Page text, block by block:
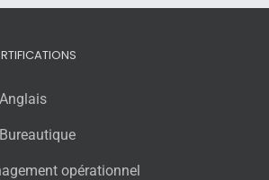
opérationnel